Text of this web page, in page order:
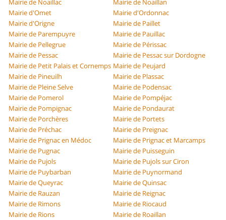
Mairie de Noaillac
Mairie de Noaillan
Mairie d'Omet
Mairie d'Ordonnac
Mairie d'Origne
Mairie de Paillet
Mairie de Parempuyre
Mairie de Pauillac
Mairie de Pellegrue
Mairie de Périssac
Mairie de Pessac
Mairie de Pessac sur Dordogne
Mairie de Petit Palais et Cornemps Mairie de Peujard
Mairie de Pineuilh
Mairie de Plassac
Mairie de Pleine Selve
Mairie de Podensac
Mairie de Pomerol
Mairie de Pompéjac
Mairie de Pompignac
Mairie de Pondaurat
Mairie de Porchères
Mairie de Portets
Mairie de Préchac
Mairie de Preignac
Mairie de Prignac en Médoc
Mairie de Prignac et Marcamps
Mairie de Pugnac
Mairie de Puisseguin
Mairie de Pujols
Mairie de Pujols sur Ciron
Mairie de Puybarban
Mairie de Puynormand
Mairie de Queyrac
Mairie de Quinsac
Mairie de Rauzan
Mairie de Reignac
Mairie de Rimons
Mairie de Riocaud
Mairie de Rions
Mairie de Roaillan